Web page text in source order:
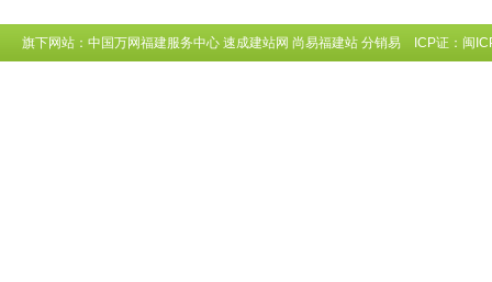
旗下网站： 中国万网福建服务中心 速成建站网 尚易福建站 分销易 ICP证：闽